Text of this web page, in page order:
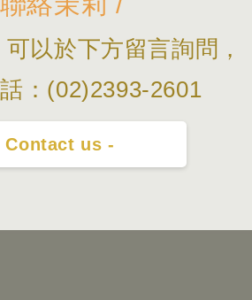
以於下方留言詢問，
：(02)2393-2601
Contact us -